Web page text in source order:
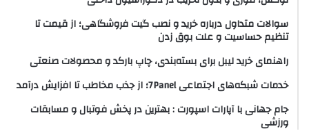
سوالات متداول درباره خرید و نصب گیت فروشگاهی؛ از قیمت تا
تنظیم حساسیت و علت بوق زدن
راهنمای خرید لیبل برای بسته‌بندی، چاپ بارکد و محصولات صنعتی
خدمات شبکه‌های اجتماعی 7Panel؛ از جذب مخاطب تا افزایش درآمد
جام جهانی با آپارات اسپورت : بهترین در پخش فوتبال و مسابقات
ورزشی